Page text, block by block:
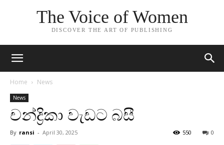
The Voice of Women
DISCOVER THE ART OF PUBLISHING
Home News
News
චන්ද්‍රිකා වැඩට බසී
By ransi - April 30, 2025 0
550